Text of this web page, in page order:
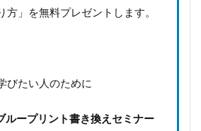
方」を無料プレゼントします。
びたい人のために
ループリント書き換えセミナー